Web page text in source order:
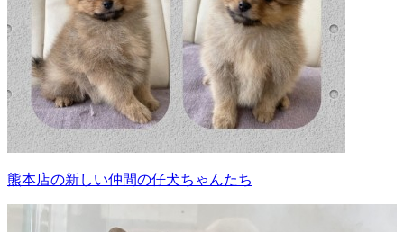
熊本店の新しい仲間の仔犬ちゃんたち